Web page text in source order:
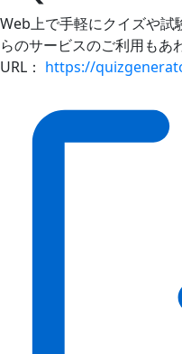
Web上で手軽にクイズや試
らのサービスのご利用もあ
URL： https://